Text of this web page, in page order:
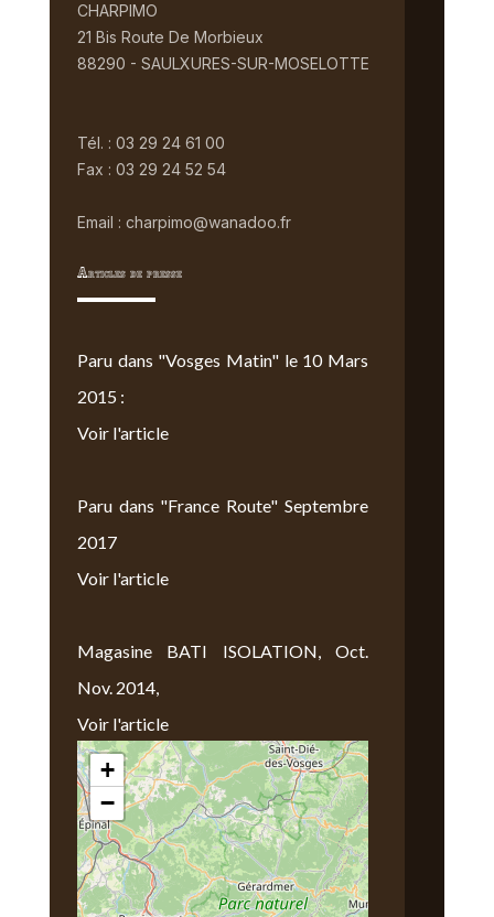
CHARPIMO
21 Bis Route De Morbieux
88290 - SAULXURES-SUR-MOSELOTTE
Tél. : 03 29 24 61 00
Fax : 03 29 24 52 54
Email : charpimo@wanadoo.fr
Articles de presse
Paru dans "Vosges Matin" le 10 Mars
2015 :
Voir l'article
Paru dans "France Route" Septembre
2017
Voir l'article
Magasine BATI ISOLATION, Oct.
Nov. 2014,
Voir l'article
Nous Trouver
+
−